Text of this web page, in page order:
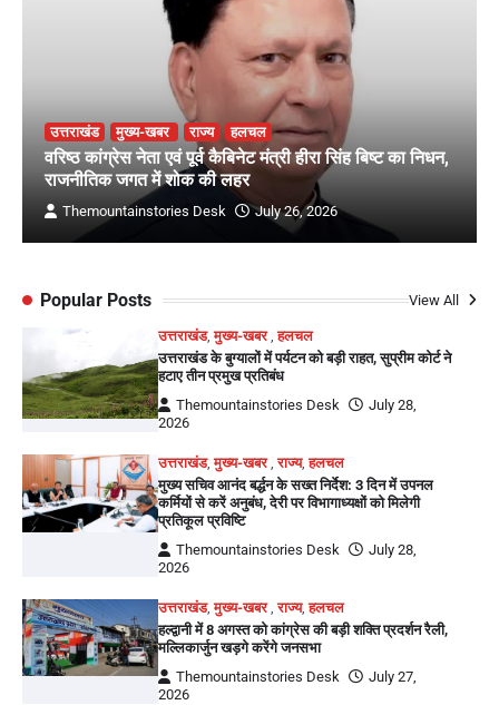
उत्तराखंड मुख्य-खबर राज्य हलचल
वरिष्ठ कांग्रेस नेता एवं पूर्व कैबिनेट मंत्री हीरा सिंह बिष्ट का निधन,
राजनीतिक जगत में शोक की लहर
Themountainstories Desk July 26, 2026
Popular Posts View All
उत्तराखंड,मुख्य-खबर,हलचल
उत्तराखंड के बुग्यालों में पर्यटन को बड़ी राहत, सुप्रीम कोर्ट ने
हटाए तीन प्रमुख प्रतिबंध
Themountainstories Desk
July 28,
2026
उत्तराखंड,मुख्य-खबर,राज्य,हलचल
मुख्य सचिव आनंद बर्द्धन के सख्त निर्देश: 3 दिन में उपनल
कर्मियों से करें अनुबंध, देरी पर विभागाध्यक्षों को मिलेगी
प्रतिकूल प्रविष्टि
Themountainstories Desk
July 28,
2026
उत्तराखंड,मुख्य-खबर,राज्य,हलचल
हल्द्वानी में 8 अगस्त को कांग्रेस की बड़ी शक्ति प्रदर्शन रैली,
मल्लिकार्जुन खड़गे करेंगे जनसभा
Themountainstories Desk
July 27,
2026